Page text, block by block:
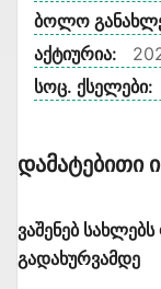
ბოლო
აქტიურია:
სოც. ქსელები:
Დამატებითი
ვაშენებ
გადახურვამდე